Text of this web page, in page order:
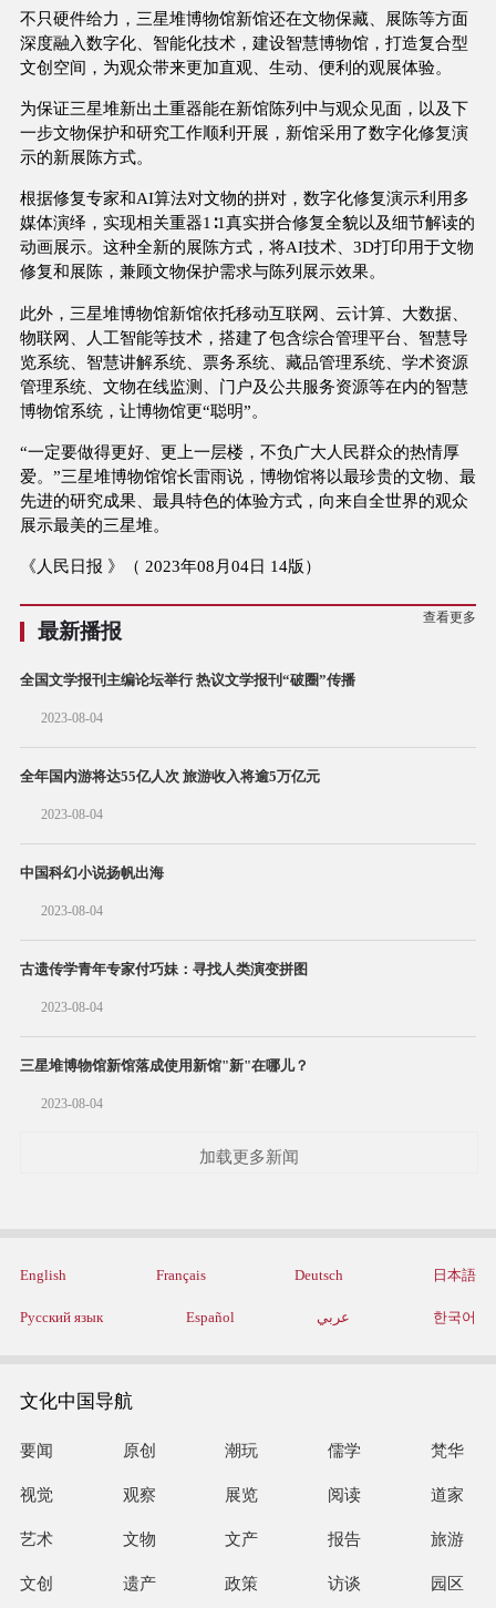
不只硬件给力，三星堆博物馆新馆还在文物保藏、展陈等方面
深度融入数字化、智能化技术，建设智慧博物馆，打造复合型
文创空间，为观众带来更加直观、生动、便利的观展体验。
为保证三星堆新出土重器能在新馆陈列中与观众见面，以及下
一步文物保护和研究工作顺利开展，新馆采用了数字化修复演
示的新展陈方式。
根据修复专家和AI算法对文物的拼对，数字化修复演示利用多
媒体演绎，实现相关重器1∶1真实拼合修复全貌以及细节解读的
动画展示。这种全新的展陈方式，将AI技术、3D打印用于文物
修复和展陈，兼顾文物保护需求与陈列展示效果。
此外，三星堆博物馆新馆依托移动互联网、云计算、大数据、
物联网、人工智能等技术，搭建了包含综合管理平台、智慧导
览系统、智慧讲解系统、票务系统、藏品管理系统、学术资源
管理系统、文物在线监测、门户及公共服务资源等在内的智慧
博物馆系统，让博物馆更“聪明”。
“一定要做得更好、更上一层楼，不负广大人民群众的热情厚
爱。”三星堆博物馆馆长雷雨说，博物馆将以最珍贵的文物、最
先进的研究成果、最具特色的体验方式，向来自全世界的观众
展示最美的三星堆。
《人民日报 》（ 2023年08月04日 14版）
最新播报
查看更多
全国文学报刊主编论坛举行 热议文学报刊“破圈”传播
2023-08-04
全年国内游将达55亿人次 旅游收入将逾5万亿元
2023-08-04
中国科幻小说扬帆出海
2023-08-04
古遗传学青年专家付巧妹：寻找人类演变拼图
2023-08-04
三星堆博物馆新馆落成使用新馆"新"在哪儿？
2023-08-04
加载更多新闻
English Français Deutsch 日本語
Русский язык Español عربي 한국어
文化中国导航
要闻 原创 潮玩 儒学 梵华
视觉 观察 展览 阅读 道家
艺术 文物 文产 报告 旅游
文创 遗产 政策 访谈 园区